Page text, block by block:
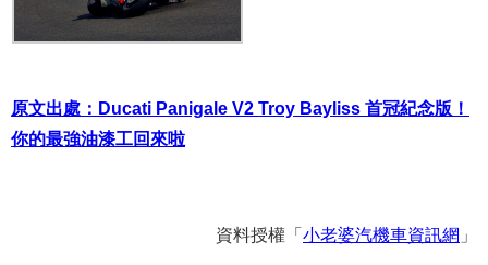
原文出處：Ducati Panigale V2 Troy Bayliss 首冠紀念版！
你的最強油漆工回來啦
資料授權「 小老婆汽機車資訊網 」